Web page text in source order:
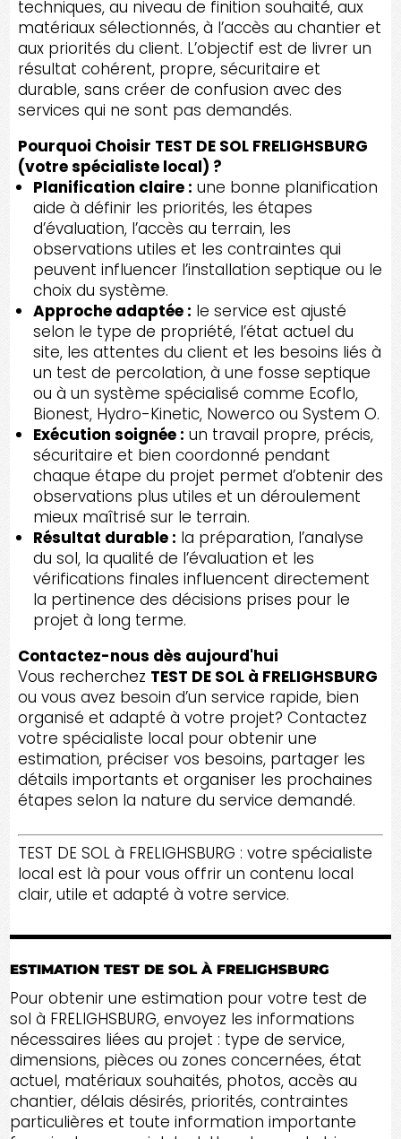
techniques, au niveau de finition souhaité, aux
matériaux sélectionnés, à l’accès au chantier et
aux priorités du client. L’objectif est de livrer un
résultat cohérent, propre, sécuritaire et
durable, sans créer de confusion avec des
services qui ne sont pas demandés.
Pourquoi Choisir TEST DE SOL FRELIGHSBURG
(votre spécialiste local) ?
Planification claire : une bonne planification
aide à définir les priorités, les étapes
d’évaluation, l’accès au terrain, les
observations utiles et les contraintes qui
peuvent influencer l’installation septique ou le
choix du système.
Approche adaptée : le service est ajusté
selon le type de propriété, l’état actuel du
site, les attentes du client et les besoins liés à
un test de percolation, à une fosse septique
ou à un système spécialisé comme Ecoflo,
Bionest, Hydro-Kinetic, Nowerco ou System O.
Exécution soignée : un travail propre, précis,
sécuritaire et bien coordonné pendant
chaque étape du projet permet d’obtenir des
observations plus utiles et un déroulement
mieux maîtrisé sur le terrain.
Résultat durable : la préparation, l’analyse
du sol, la qualité de l’évaluation et les
vérifications finales influencent directement
la pertinence des décisions prises pour le
projet à long terme.
Contactez-nous dès aujourd'hui
Vous recherchez TEST DE SOL à FRELIGHSBURG
ou vous avez besoin d’un service rapide, bien
organisé et adapté à votre projet? Contactez
votre spécialiste local pour obtenir une
estimation, préciser vos besoins, partager les
détails importants et organiser les prochaines
étapes selon la nature du service demandé.
TEST DE SOL à FRELIGHSBURG : votre spécialiste
local est là pour vous offrir un contenu local
clair, utile et adapté à votre service.
ESTIMATION TEST DE SOL À FRELIGHSBURG
Pour obtenir une estimation pour votre test de
sol à FRELIGHSBURG, envoyez les informations
nécessaires liées au projet : type de service,
dimensions, pièces ou zones concernées, état
actuel, matériaux souhaités, photos, accès au
chantier, délais désirés, priorités, contraintes
particulières et toute information importante